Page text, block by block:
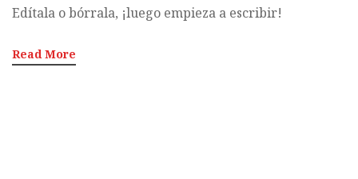
Edítala o bórrala, ¡luego empieza a escribir!
Read More